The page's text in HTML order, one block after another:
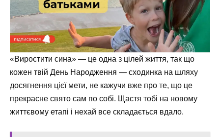
«Виростити сина» — це одна з цілей життя, так що
кожен твій День Народження — сходинка на шляху
досягнення цієї мети, не кажучи вже про те, що це
прекрасне свято сам по собі. Щастя тобі на новому
життєвому етапі і нехай все складається вдало.